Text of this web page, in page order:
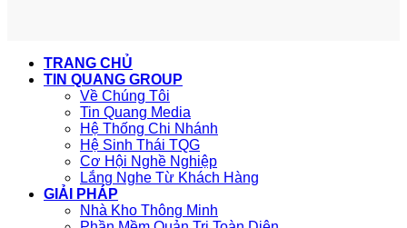
TRANG CHỦ
TIN QUANG GROUP
Về Chúng Tôi
Tin Quang Media
Hệ Thống Chi Nhánh
Hệ Sinh Thái TQG
Cơ Hội Nghề Nghiệp
Lắng Nghe Từ Khách Hàng
GIẢI PHÁP
Nhà Kho Thông Minh